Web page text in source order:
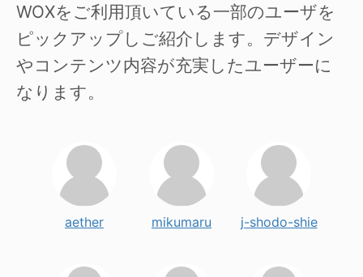
WOXをご利用頂いている一部のユーザを
ピックアップしご紹介します。デザイン
やコンテンツ内容が充実したユーザーに
なります。
aether mikumaru j-shodo-shie